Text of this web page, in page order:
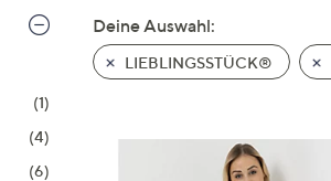
unten
oder
wischen
(1)
(4)
(6)
Deine Auswahl:
LIEBLINGSSTÜCK®